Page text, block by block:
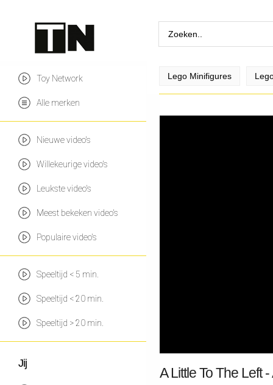
Toy Network
Alle merken
Nieuwe video's
Willekeurige video's
Leukste video's
Meest bekeken video's
Populaire video's
Speeltijd < 5 min.
Speeltijd < 20 min.
Speeltijd > 20 min.
Jij
Lego Minifigures
A Little To The Left